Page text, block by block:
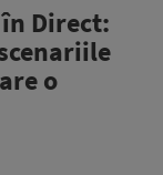
Direct:
o